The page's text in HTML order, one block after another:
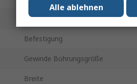
Außendurchmesser
Befestigung
Gewinde Bohrungsgröße
Breite
Alle ablehnen